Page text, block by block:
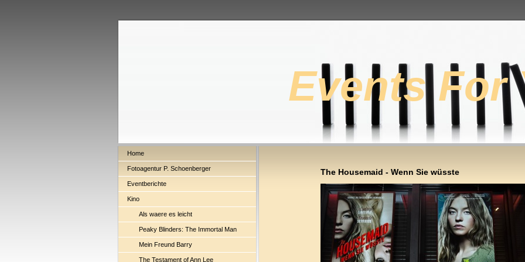
Events For
Home
Fotoagentur P. Schoenberger
Eventberichte
Kino
Als waere es leicht
Peaky Blinders: The Immortal Man
Mein Freund Barry
The Testament of Ann Lee
The Housemaid - Wenn Sie wüsste